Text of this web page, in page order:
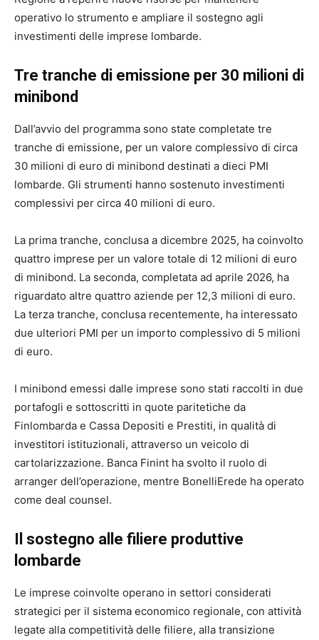
operativo lo strumento e ampliare il sostegno agli
investimenti delle imprese lombarde.
Tre tranche di emissione per 30 milioni di
minibond
Dall’avvio del programma sono state completate tre
tranche di emissione, per un valore complessivo di circa
30 milioni di euro di minibond destinati a dieci PMI
lombarde. Gli strumenti hanno sostenuto investimenti
complessivi per circa 40 milioni di euro.
La prima tranche, conclusa a dicembre 2025, ha coinvolto
quattro imprese per un valore totale di 12 milioni di euro
di minibond. La seconda, completata ad aprile 2026, ha
riguardato altre quattro aziende per 12,3 milioni di euro.
La terza tranche, conclusa recentemente, ha interessato
due ulteriori PMI per un importo complessivo di 5 milioni
di euro.
I minibond emessi dalle imprese sono stati raccolti in due
portafogli e sottoscritti in quote paritetiche da
Finlombarda e Cassa Depositi e Prestiti, in qualità di
investitori istituzionali, attraverso un veicolo di
cartolarizzazione. Banca Finint ha svolto il ruolo di
arranger dell’operazione, mentre BonelliErede ha operato
come deal counsel.
Il sostegno alle filiere produttive
lombarde
Le imprese coinvolte operano in settori considerati
strategici per il sistema economico regionale, con attività
legate alla competitività delle filiere, alla transizione